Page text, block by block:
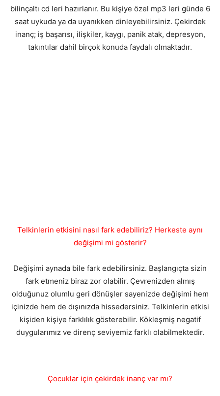
bilinçaltı cd leri hazırlanır. Bu kişiye özel mp3 leri günde 6
saat uykuda ya da uyanıkken dinleyebilirsiniz. Çekirdek
inanç; iş başarısı, ilişkiler, kaygı, panik atak, depresyon,
takıntılar dahil birçok konuda faydalı olmaktadır.
Telkinlerin etkisini nasıl fark edebiliriz? Herkeste aynı
değişimi mi gösterir?
Değişimi aynada bile fark edebilirsiniz. Başlangıçta sizin
fark etmeniz biraz zor olabilir. Çevrenizden almış
olduğunuz olumlu geri dönüşler sayenizde değişimi hem
içinizde hem de dışınızda hissedersiniz. Telkinlerin etkisi
kişiden kişiye farklılık gösterebilir. Kökleşmiş negatif
duygularımız ve direnç seviyemiz farklı olabilmektedir.
Çocuklar için çekirdek inanç var mı?